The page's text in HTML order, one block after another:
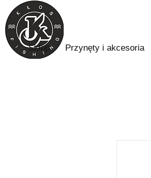
Sklep Przynęty i akcesoria